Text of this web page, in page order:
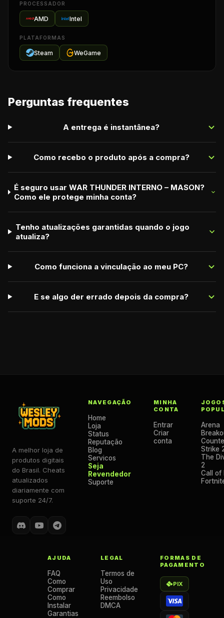
PROCESSADOR
AMD Intel
PLATAFORMAS
Steam WeGame
Perguntas frequentes
A entrega é instantânea?
Como recebo o produto após a compra?
É seguro usar WAR THUNDER INTERNO – MASON?
Como ele protege minha conta?
Tenho atualizações garantidas quando o jogo
atualiza?
Como funciona a vinculação ao meu PC?
E se algo der errado depois da compra?
A melhor loja de
produtos digitais
do Brasil. Cheats
atualizados
diariamente com
suporte 24/7.
NAVEGAÇÃO
Home
Loja
Status
Reputação
Blog
Servicos
Seja
Revendedor
Suporte
MINHA
CONTA
Entrar
Criar
conta
Arena
Strike
The
2
Call of
AJUDA
FAQ
Como
Comprar
Como
Instalar
Garantias
LEGAL
Termos de
Uso
Privacidade
Reembolso
DMCA
FORMAS DE
PAGAMENTO
PIX